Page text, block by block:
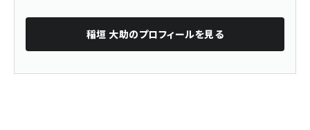
稲垣 大助のプロフィールを見る